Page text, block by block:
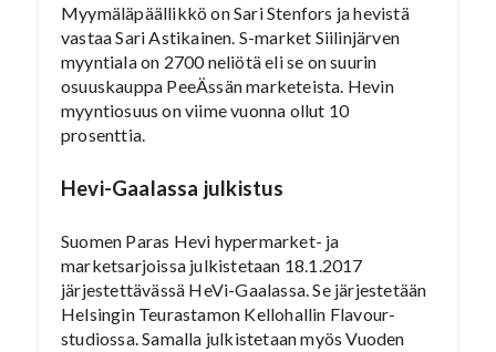
Myymäläpäällikkö on Sari Stenfors ja hevistä
vastaa Sari Astikainen. S-market Siilinjärven
myyntiala on 2700 neliötä eli se on suurin
osuuskauppa PeeÄssän marketeista. Hevin
myyntiosuus on viime vuonna ollut 10
prosenttia.
Hevi-Gaalassa julkistus
Suomen Paras Hevi hypermarket- ja
marketsarjoissa julkistetaan 18.1.2017
järjestettävässä HeVi-Gaalassa. Se järjestetään
Helsingin Teurastamon Kellohallin Flavour-
studiossa. Samalla julkistetaan myös Vuoden